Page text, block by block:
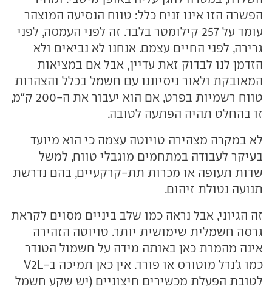
הפשרה הזו אינו זניח כלל: טווח הנסיעה המוצהר
עומד על 257 קילומטר בלבד. זה לפני העמסה, לפני
גרירה, לפני החיים עצמם. אנחנו לא נביאים ולא
הזדמן לנו לבדוק זאת עדיין, אבל אם במציאות
המאובקת ולאור ניסיוננו עם חשמל בכלל והצהרות
טווח רשמיות בפרט, אם הוא יעבור את ה-200 ק"מ,
זו בהחלט תהיה הפתעה לטובה.
לא במקרה מצהירה טויוטה עצמה כי הוא מיועד
בעיקר לעבודה במתחמים מוגבלי טווח, למשל
שדות תעופה או מכרות תת-קרקעיים, בהם נדרשת
תנועה נטולת זיהום.
זה הגיוני, אבל נראה כמו שלב ביניים מסוים לקראת
גרסה חשמלית שימושית יותר. טויוטה הזהירה
אינה מהמרת כאן באותה מידה על חשמול הטנדר
כמו ג'נרל מוטורס או פורד. אין כאן תמיכה ב-V2L
לטובת הפעלת מכשירים חיצוניים (יש שקע חשמל